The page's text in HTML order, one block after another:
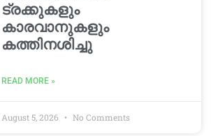
ട്രക്കുകളും
കാരവാനുകളും
കത്തിനശിച്ചു
READ MORE »
August 5, 2026 No Comments